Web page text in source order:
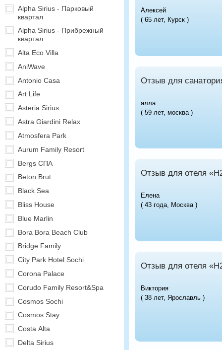
Alpha Sirius - Парковый
квартал
Alpha Sirius - Прибрежный
квартал
Alta Eco Villa
AniWave
Antonio Casa
Art Life
Asteria Sirius
Astra Giardini Relax
Atmosfera Park
Aurum Family Resort
Bergs СПА
Beton Brut
Black Sea
Bliss House
Blue Marlin
Bora Bora Beach Club
Bridge Family
City Park Hotel Sochi
Corona Palace
Corudo Family Resort&Spa
Cosmos Sochi
Cosmos Stay
Costa Alta
Delta Sirius
Алексей
( 65 лет, Курск )
Отзыв для
алла
( 59 лет, москва )
Отзыв для отеля
Елена
( 43 года, Москва )
Отзыв для отеля
Виктория
( 38 лет, Ярославль )